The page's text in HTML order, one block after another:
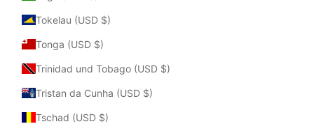
Tokelau (USD $)
Tonga (USD $)
Trinidad und Tobago (USD $)
Tristan da Cunha (USD $)
Tschad (USD $)